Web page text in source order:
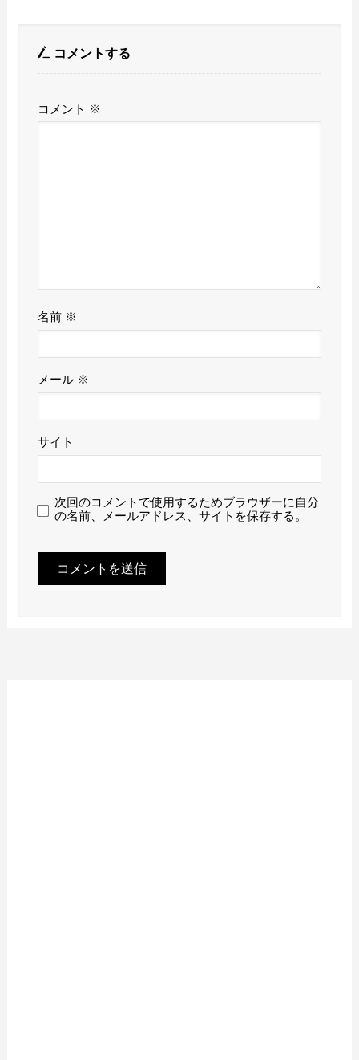
コメントする
コメント ※
名前 ※
メール ※
サイト
次回のコメントで使用するためブラウザーに自分
の名前、メールアドレス、サイトを保存する。